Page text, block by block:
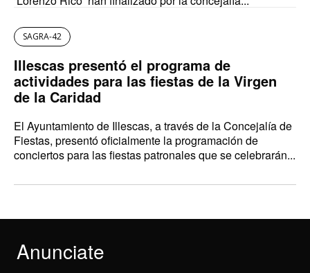
SAGRA-42
Illescas presentó el programa de
actividades para las fiestas de la Virgen
de la Caridad
El Ayuntamiento de Illescas, a través de la Concejalía de
Fiestas, presentó oficialmente la programación de
conciertos para las fiestas patronales que se celebrarán...
Anunciate